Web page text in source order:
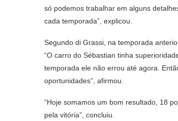
só podemos trabalhar em alguns
cada temporada”, explicou.
Segundo di Grassi, na temporada
“O carro do Sébastian tinha
temporada ele não errou até agora.
oportunidades”, afirmou.
“Hoje somamos um bom resultado, 18
pela vitória”, concluiu.